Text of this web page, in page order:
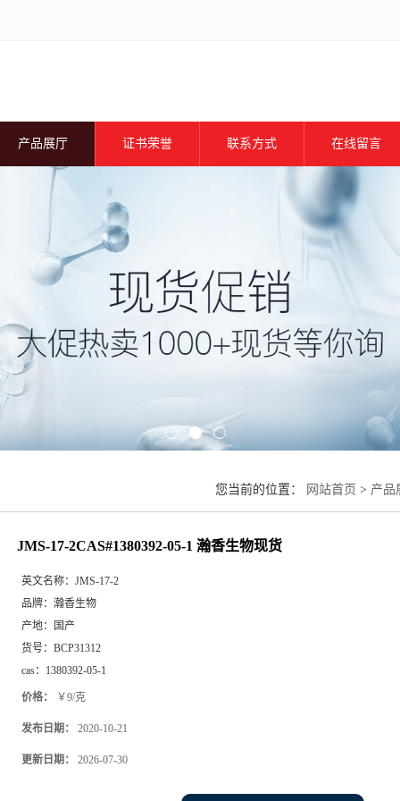
产品展厅 证书荣誉 联系方式 在线留言
您当前的位置： 网站首页 > 产品
JMS-17-2CAS#1380392-05-1 瀚香生物现货
英文名称： JMS-17-2
品牌： 瀚香生物
产地：
国产
货号： BCP31312
cas： 1380392-05-1
价格： ￥9/克
发布日期： 2020-10-21
更新日期： 2026-07-30